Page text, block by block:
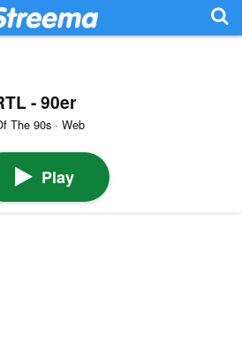
- 90er
The 90s · Web
Play